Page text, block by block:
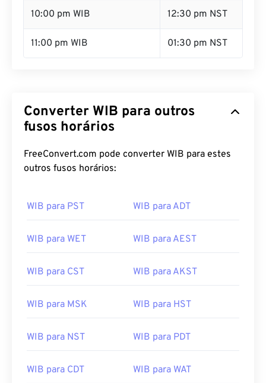
10:00 pm WIB 12:30 pm NST
11:00 pm WIB 01:30 pm NST
Converter WIB para outros
fusos horários
FreeConvert.com pode converter WIB para estes
outros fusos horários:
WIB para PST WIB para ADT
WIB para WET WIB para AEST
WIB para CST WIB para AKST
WIB para MSK WIB para HST
WIB para NST WIB para PDT
WIB para CDT WIB para WAT